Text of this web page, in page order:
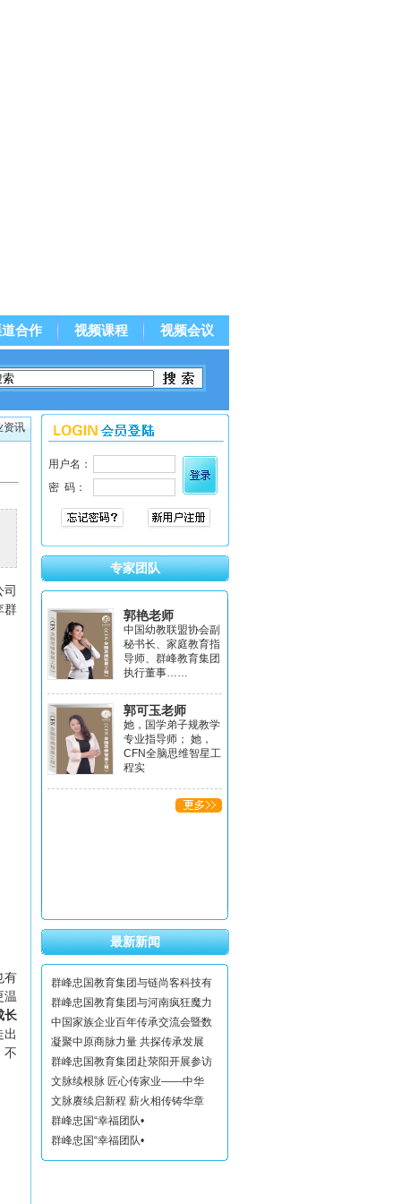
合作 视频课程 视频会议
资讯
群
有
温
长
出
不
专家团队
郭艳老师
中国幼教联盟协会副
秘书长、家庭教育指
导师、群峰教育集团
执行董事……
郭可玉老师
她，国学弟子规教学
专业指导师； 她，
CFN全脑思维智星工
程实
最新新闻
群峰忠国教育集团与链尚客科技有
群峰忠国教育集团与河南疯狂魔力
中国家族企业百年传承交流会暨数
凝聚中原商脉力量 共探传承发展
群峰忠国教育集团赴荥阳开展参访
文脉续根脉 匠心传家业——中华
文脉赓续启新程 薪火相传铸华章
群峰忠国“幸福团队•
群峰忠国“幸福团队•